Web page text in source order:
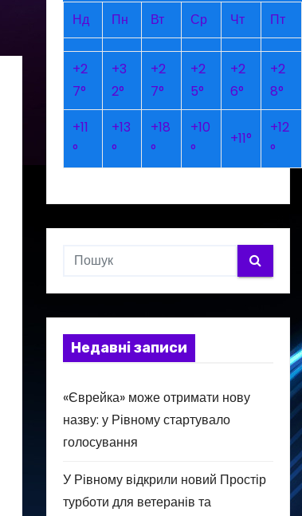
Нд
Пн Вт Ср Чт Пт
+2
7°
+3
2°
+2
7°
+2
5°
+2
6°
+2
8°
+11
°
+13
°
+18
°
+10
°
+11°
+12
°
Недавні записи
«Єврейка» може отримати нову
назву: у Рівному стартувало
голосування
У Рівному відкрили новий Простір
турботи для ветеранів та